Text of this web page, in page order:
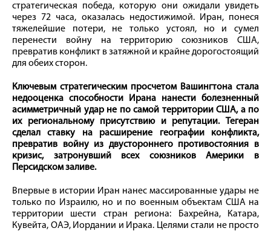
стратегическая победа, которую они ожидали увидеть
через 72 часа, оказалась недостижимой. Иран, понеся
тяжелейшие потери, не только устоял, но и сумел
перенести войну на территорию союзников США,
превратив конфликт в затяжной и крайне дорогостоящий
для обеих сторон.
Ключевым стратегическим просчетом Вашингтона стала
недооценка способности Ирана нанести болезненный
асимметричный удар не по самой территории США, а по
их региональному присутствию и репутации. Тегеран
сделал ставку на расширение географии конфликта,
превратив войну из двустороннего противостояния в
кризис, затронувший всех союзников Америки в
Персидском заливе.
Впервые в истории Иран нанес массированные удары не
только по Израилю, но и по военным объектам США на
территории шести стран региона: Бахрейна, Катара,
Кувейта, ОАЭ, Иордании и Ирака. Целями стали не просто